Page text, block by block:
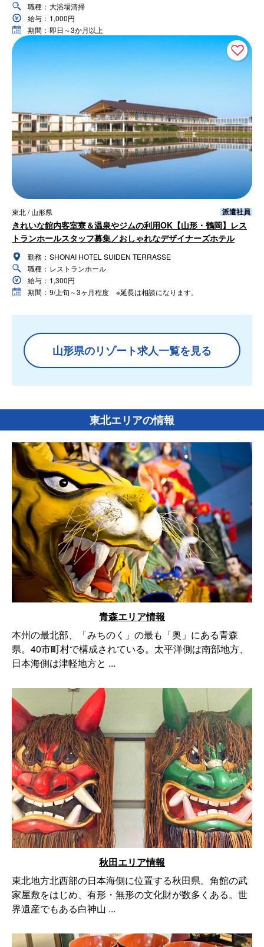
職種： 大浴場清掃
給与： 1,000円
期間： 即日～3か月以上
東北 / 山形県 派遣社員
きれいな館内客室寮＆温泉やジムの利用OK【山形・鶴岡】レス
トランホールスタッフ募集／おしゃれなデザイナーズホテル
勤務： SHONAI HOTEL SUIDEN TERRASSE
職種： レストランホール
給与： 1,300円
期間： 9/上旬～3ヶ月程度 ※延長は相談になります。
山形県のリゾート求人一覧を見る
東北エリアの情報
青森エリア情報
本州の最北部、「みちのく」の最も「奥」にある青森
県。40市町村で構成されている。太平洋側は南部地方、
日本海側は津軽地方と ...
秋田エリア情報
東北地方北西部の日本海側に位置する秋田県。角館の武
家屋敷をはじめ、有形・無形の文化財が数多くある。世
界遺産でもある白神山 ...